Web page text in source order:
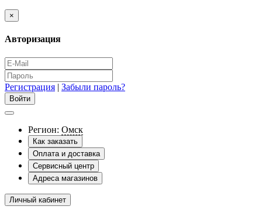
×
Авторизация
Регистрация | Забыли пароль?
Регион: Омск
Как заказать
Оплата и доставка
Сервисный центр
Адреса магазинов
Личный кабинет